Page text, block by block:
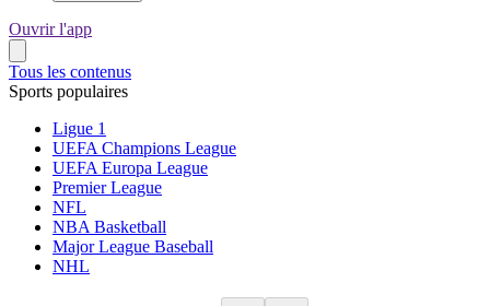
Ouvrir l'app
Tous les contenus
Sports populaires
Ligue 1
UEFA Champions League
UEFA Europa League
Premier League
NFL
NBA Basketball
Major League Baseball
NHL